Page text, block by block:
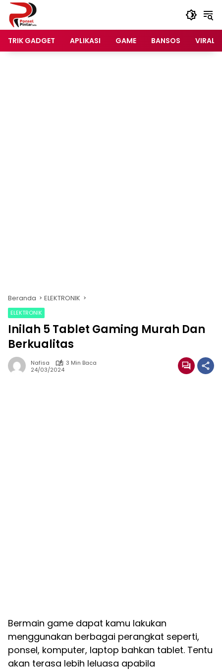
Langsung
konten
TRIK GADGET
APLIKASI GAME BANSOS VIRAL
Beranda ELEKTRONIK
ELEKTRONIK
Inilah 5 Tablet Gaming Murah Dan
Berkualitas
Nafisa
3 Min Baca
24/03/2024
Bermain game dapat kamu lakukan
menggunakan berbagai perangkat seperti,
ponsel, komputer, laptop bahkan tablet. Tentu
akan terasa lebih leluasa apabila